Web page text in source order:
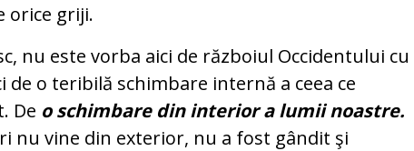
orice griji.
nu este vorba aici de războiul Occidentului cu
de o teribilă schimbare internă a ceea ce
De o schimbare din interior a lumii noastre.
nu vine din exterior, nu a fost gândit şi